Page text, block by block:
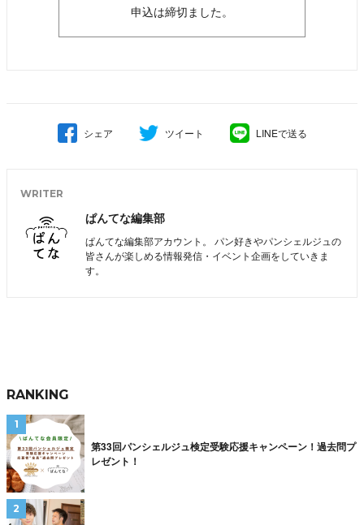
申込は締切ました。
シェア ツイート LINEで送る
WRITER
ぱんてな編集部
ぱんてな編集部アカウント。 パン好きやパンシェルジュの
皆さんが楽しめる情報発信・イベント企画をしていきま
す。
RANKING
第33回パンシェルジュ検定受験応援キャンペーン！過去問プ
レゼント！